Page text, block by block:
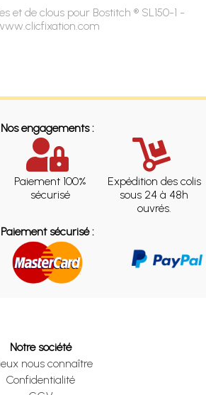
et de clous pour Bostitch ® SL150-1 -
Nos engagements :
Paiement 100%
sécurisé
Expédition des colis
sous 24 à 48h
ouvrés.
Paiement sécurisé :
Notre société
nous connaître
Confidentialité